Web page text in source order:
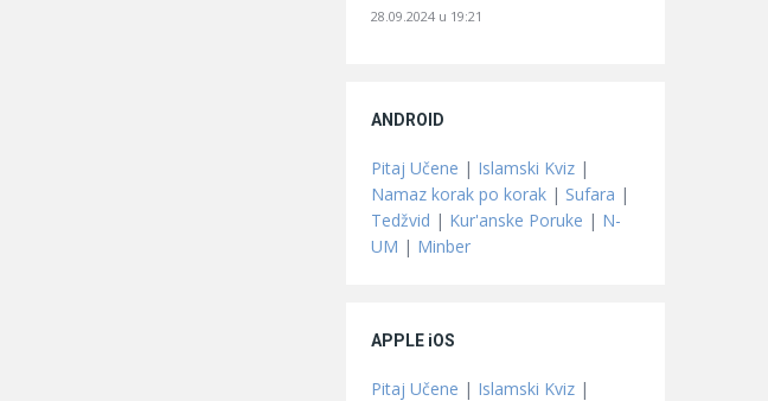
28.09.2024 u 19:21
ANDROID
Pitaj Učene | Islamski Kviz |
Namaz korak po korak | Sufara |
Tedžvid | Kur'anske Poruke | N-
UM | Minber
APPLE iOS
Pitaj Učene | Islamski Kviz |